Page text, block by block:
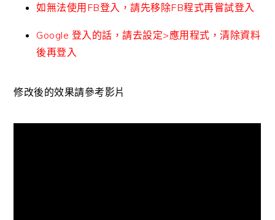
如無法使用FB登入，請先移除FB程式再嘗試登入
Google 登入的話，請去設定>應用程式，清除資料
後再登入
修改後的效果請參考影片